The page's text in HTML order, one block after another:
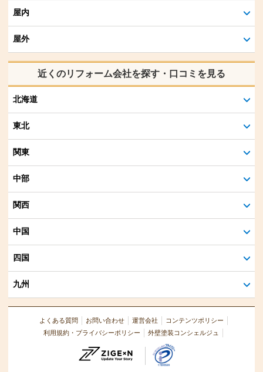
屋内
屋外
近くのリフォーム会社を探す・口コミを見る
北海道
東北
関東
中部
関西
中国
四国
九州
よくある質問 お問い合わせ 運営会社
コンテンツポリシー
利用規約・プライバシーポリシー
外壁塗装コンシェルジュ